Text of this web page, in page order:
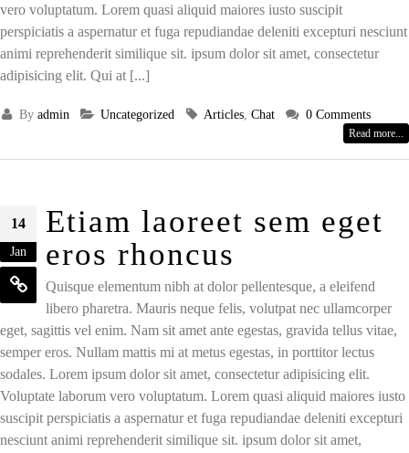
vero voluptatum. Lorem quasi aliquid maiores iusto suscipit
perspiciatis a aspernatur et fuga repudiandae deleniti excepturi nesciunt
animi reprehenderit similique sit. ipsum dolor sit amet, consectetur
adipisicing elit. Qui at [...]
Byadmin Uncategorized Articles ,Chat 0 Comments
Read more...
14
Jan
Etiam laoreet sem eget
eros rhoncus
Quisque elementum nibh at dolor pellentesque, a eleifend
libero pharetra. Mauris neque felis, volutpat nec ullamcorper
eget, sagittis vel enim. Nam sit amet ante egestas, gravida tellus vitae,
semper eros. Nullam mattis mi at metus egestas, in porttitor lectus
sodales. Lorem ipsum dolor sit amet, consectetur adipisicing elit.
Voluptate laborum vero voluptatum. Lorem quasi aliquid maiores iusto
suscipit perspiciatis a aspernatur et fuga repudiandae deleniti excepturi
nesciunt animi reprehenderit similique sit. ipsum dolor sit amet,